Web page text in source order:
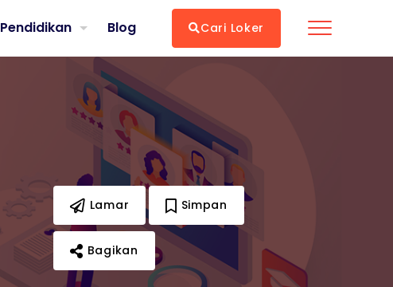
Lamar Simpan
Bagikan
Pendidikan Blog Cari Loker